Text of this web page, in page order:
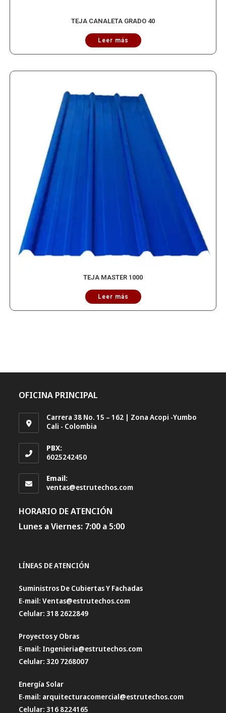
TEJA CANALETA GRADO 40
Leer más
TEJA MASTER 1000
Leer más
OFICINA PRINCIPAL
Carrera 38 No. 15 – 162 | Zona Acopi -Yumbo
Cali - Colombia
PBX:
6025242450
Email:
ventas@estrutechos.comSe
HORARIO DE ATENCIÓN
Lunes a Viernes: 7:00 a 5:00
LÍNEAS DE ATENCIÓN
Suministros De Cubiertas Y Fachadas
E-mail: Ventas@estrutechos.com
Celular: 318 2622849
Proyectos y Obras
E-mail: Ingenieria@estrutechos.com
Celular: 320 7268007
Energía Solar
E-mail: arquitecturacomercial@estrutechos.com
Celular: 316 8224165